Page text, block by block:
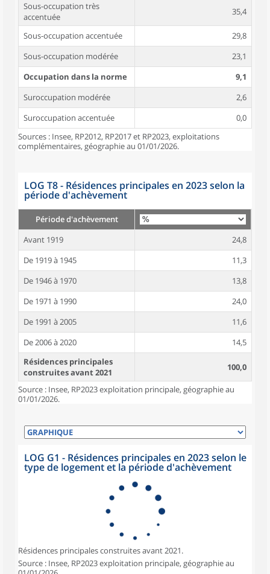
Sous-occupation très
accentuée
35,4
Sous-occupation accentuée
29,8
Sous-occupation modérée
23,1
Occupation dans la norme
9,1
Suroccupation modérée
2,6
Suroccupation accentuée
0,0
Sources : Insee, RP2012, RP2017 et RP2023, exploitations
complémentaires, géographie au 01/01/2026.
LOG T8 - Résidences principales en 2023 selon la
période d'achèvement
Période d'achèvement
Avant 1919
24,8
De 1919 à 1945
11,3
De 1946 à 1970
13,8
De 1971 à 1990
24,0
De 1991 à 2005
11,6
De 2006 à 2020
14,5
Résidences principales
construites avant 2021
100,0
Source : Insee, RP2023 exploitation principale, géographie au
01/01/2026.
LOG G1 - Résidences principales en 2023 selon le
type de logement et la période d'achèvement
Résidences principales construites avant 2021.
Source : Insee, RP2023 exploitation principale, géographie au